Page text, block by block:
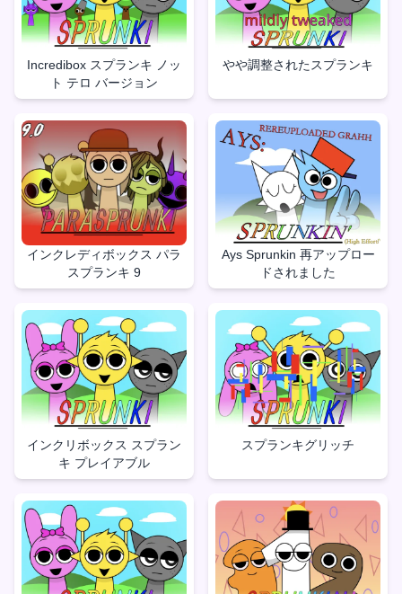
Incredibox スプランキ ノッ
ト テロ バージョン
やや調整されたスプランキ
インクレディボックス パラ
スプランキ 9
Ays Sprunkin 再アップロー
ドされました
インクリボックス スプラン
キ プレイアブル
スプランキグリッチ